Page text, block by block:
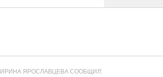
ИРИНА ЯРОСЛАВЦЕВА СООБЩИЛ: